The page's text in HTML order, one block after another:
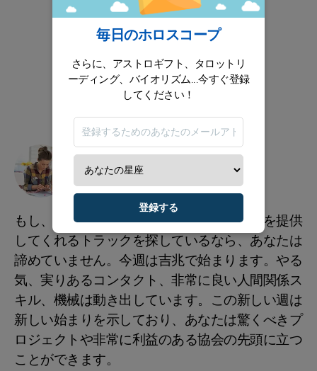
双子座今週の仕事
もし、あなたが素晴らしいキャリアの発展を提供
してくれるトラックを探しているなら、あなたは
諦めていません。今週は吉兆で始まります。やる
気、実りあるコンタクト、非常に良い人間関係ス
キル、機械は動き出しています。この新しい週は
新しい始まりを示しており、あなたは驚くべきプ
ロジェクトや非常に利益のある協会の先頭に立つ
ことができます。
毎日のホロスコープ
さらに、アストロギフト、タロットリ
ーディング、バイオリズム...今すぐ登録
してください！
登録する